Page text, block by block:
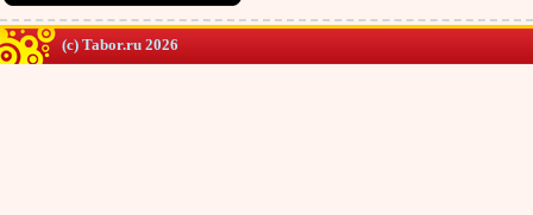
(c) Tabor.ru 2026